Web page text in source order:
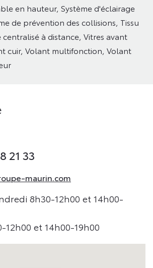
en hauteur, Système d'éclairage
de prévention des collisions, Tissu
à distance, Vitres avant
cuir, Volant multifonction, Volant
21 33
maurin.com
8h30-12h00 et 14h00-
12h00 et 14h00-19h00